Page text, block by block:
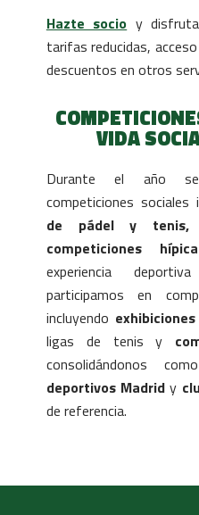
Hazte socio y
tarifas reducidas,
descuentos en otros
VIDA
Durante el año se
competiciones sociales
de pádel y
competiciones
experiencia
participamos en
incluyendo
ligas de tenis y
consolidándonos
deportivos Madrid y
de referencia.